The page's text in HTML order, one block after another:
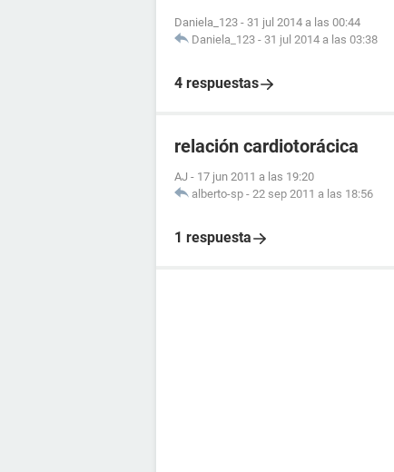
Daniela_123 - 31 jul 2014 a las 00:44
Daniela_123 - 31 jul 2014 a las 03:38
4 respuestas
relación cardiotorácica
AJ - 17 jun 2011 a las 19:20
alberto-sp - 22 sep 2011 a las 18:56
1 respuesta